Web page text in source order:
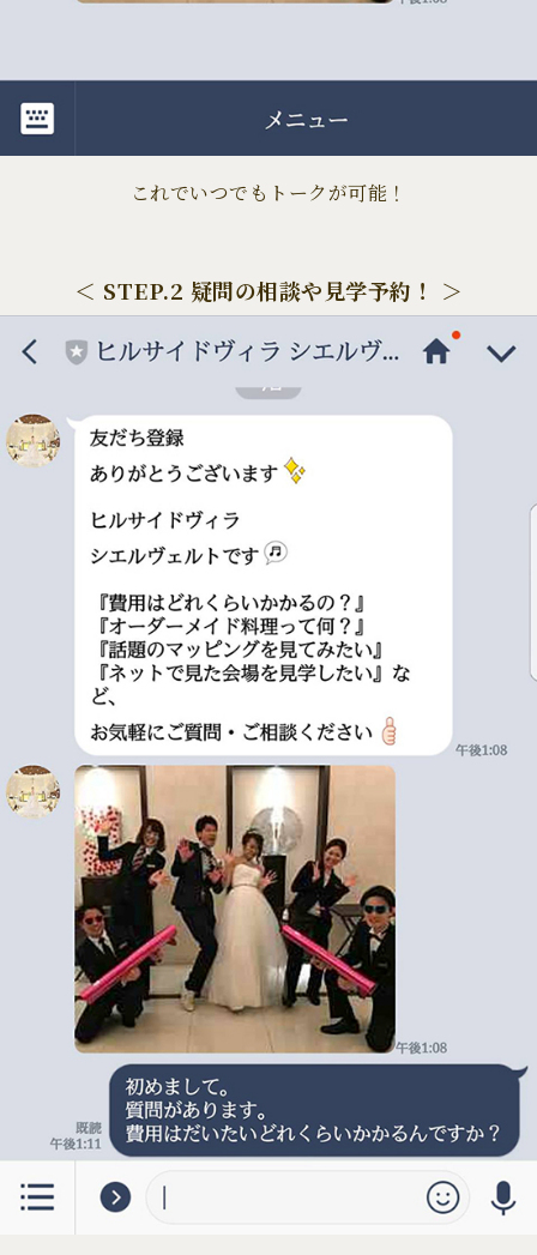
これでいつでもトークが可能！
＜ STEP.2 疑問の相談や見学予約！ ＞